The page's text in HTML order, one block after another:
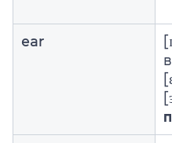
ear